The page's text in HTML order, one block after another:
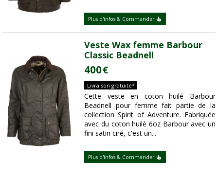
Plus d'infos & Commander
Veste Wax femme Barbour
Classic Beadnell
400€
Livraison gratuite*
Cette veste en coton huilé Barbour
Beadnell pour femme fait partie de la
collection Spirit of Adventure. Fabriquée
avec du coton huilé 6oz Barbour avec un
fini satin ciré, c'est un...
Plus d'infos & Commander